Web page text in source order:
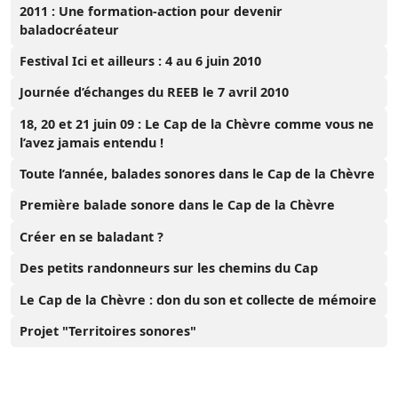
2011 : Une formation-action pour devenir
baladocréateur
Festival Ici et ailleurs : 4 au 6 juin 2010
Journée d’échanges du REEB le 7 avril 2010
18, 20 et 21 juin 09 : Le Cap de la Chèvre comme vous ne
l’avez jamais entendu !
Toute l’année, balades sonores dans le Cap de la Chèvre
Première balade sonore dans le Cap de la Chèvre
Créer en se baladant ?
Des petits randonneurs sur les chemins du Cap
Le Cap de la Chèvre : don du son et collecte de mémoire
Projet "Territoires sonores"